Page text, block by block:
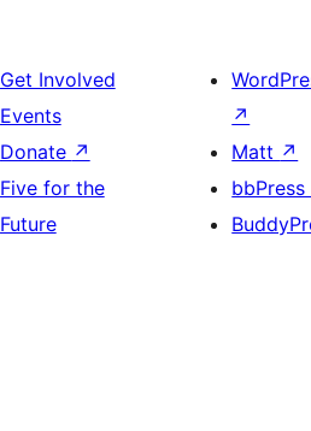
Get Involved
Events
Donate ↗
Five for the
Future
↗
Matt ↗
bbPress